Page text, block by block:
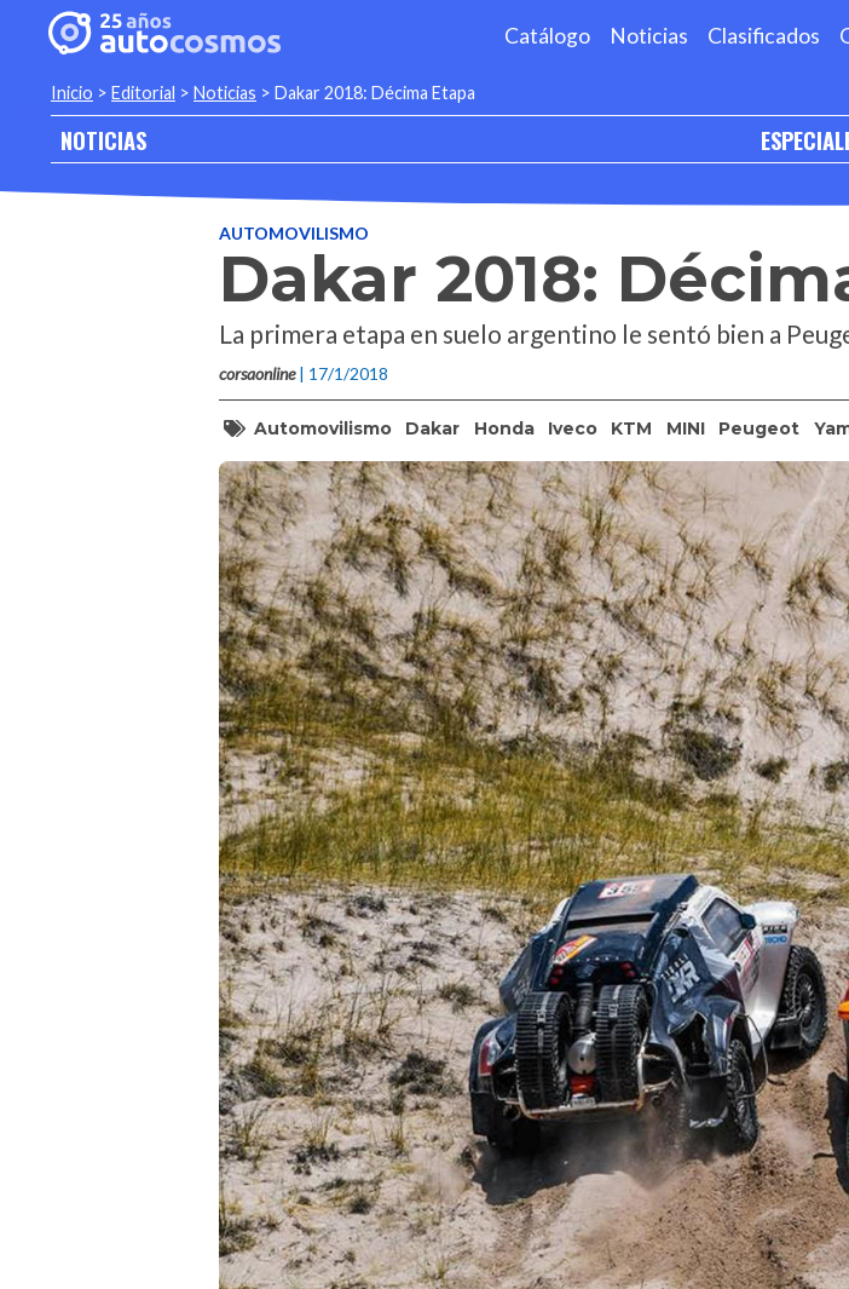
Catálogo Noticias Clasificados
Inicio > Editorial > Noticias > Dakar 2018: Décima Etapa
NOTICIAS
AUTOMOVILISMO
Dakar 2018:
La primera etapa en suelo argentino le sentó bien a
corsaonline | 17/1/2018
Automovilismo Dakar Honda Iveco KTM MINI Peugeot